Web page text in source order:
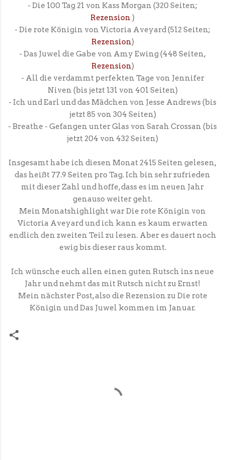
- Die 100 Tag 21 von Kass Morgan (320 Seiten;
Rezension )
- Die rote Königin von Victoria Aveyard (512 Seiten;
Rezension)
- Das Juwel die Gabe von Amy Ewing (448 Seiten,
Rezension)
- All die verdammt perfekten Tage von Jennifer
Niven (bis jetzt 131 von 401 Seiten)
- Ich und Earl und das Mädchen von Jesse Andrews (bis
jetzt 85 von 304 Seiten)
- Breathe - Gefangen unter Glas von Sarah Crossan (bis
jetzt 204 von 432 Seiten)
Insgesamt habe ich diesen Monat 2415 Seiten gelesen,
das heißt 77.9 Seiten pro Tag. Ich bin sehr zufrieden
mit dieser Zahl und hoffe, dass es im neuen Jahr
genauso weiter geht.
Mein Monatshighlight war Die rote Königin von
Victoria Aveyard und ich kann es kaum erwarten
endlich den zweiten Teil zu lesen. Aber es dauert noch
ewig bis dieser raus kommt.
Ich wünsche euch allen einen guten Rutsch ins neue
Jahr und nehmt das mit Rutsch nicht zu Ernst!
Mein nächster Post, also die Rezension zu Die rote
Königin und Das Juwel kommen im Januar.